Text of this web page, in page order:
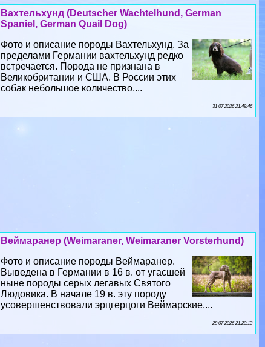
Фото и описание породы Вахтельхунд. За
пределами Германии вахтельхунд редко
встречается. Порода не признана в
Великобритании и США. В России этих
собак небольшое количество....
31 07 2026 21:49:46
Выведена в Германии в 16 в. от угасшей
ныне породы серых легавых Святого
Людовика. В начале 19 в. эту породу
усовершенствовали эрцгерцоги Веймарские....
28 07 2026 21:20:13
Кошачий корм: консервированный или сухой?